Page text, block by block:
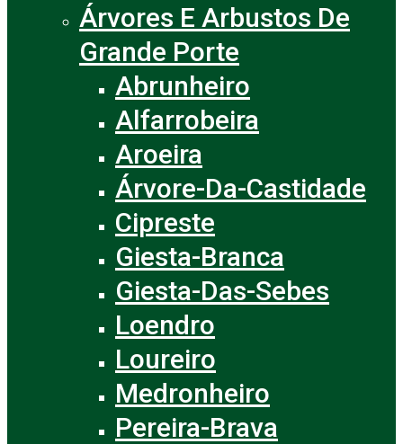
Árvores E Arbustos De
Grande Porte
Abrunheiro
Alfarrobeira
Aroeira
Árvore-Da-Castidade
Cipreste
Giesta-Branca
Giesta-Das-Sebes
Loendro
Loureiro
Medronheiro
Pereira-Brava